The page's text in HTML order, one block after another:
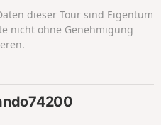
dieser Tour sind Eigentum
nicht ohne Genehmigung